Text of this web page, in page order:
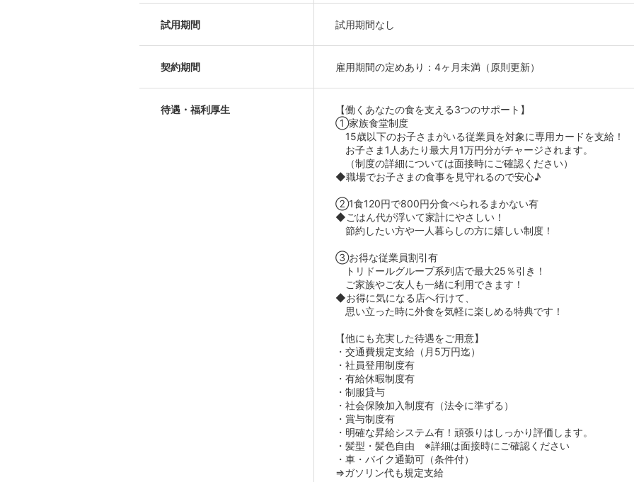
試用期間 試用期間なし
契約期間 雇用期間の定めあり：4ヶ月未満（原則更新）
待遇・福利厚生
【働くあなたの食を支える3つのサポート】
①家族食堂制度
15歳以下のお子さまがいる従業員を対象に専用カードを支給！
お子さま1人あたり最大月1万円分がチャージされます。
（制度の詳細については面接時にご確認ください）
◆職場でお子さまの食事を見守れるので安心♪
②1食120円で800円分食べられるまかない有
◆ごはん代が浮いて家計にやさしい！
節約したい方や一人暮らしの方に嬉しい制度！
③お得な従業員割引有
トリドールグループ系列店で最大25％引き！
ご家族やご友人も一緒に利用できます！
◆お得に気になる店へ行けて、
思い立った時に外食を気軽に楽しめる特典です！
【他にも充実した待遇をご用意】
・交通費規定支給（月5万円迄）
・社員登用制度有
・有給休暇制度有
・制服貸与
・社会保険加入制度有（法令に準ずる）
・賞与制度有
・明確な昇給システム有！頑張りはしっかり評価します。
・髪型・髪色自由 ※詳細は面接時にご確認ください
・車・バイク通勤可（条件付）
⇒ガソリン代も規定支給